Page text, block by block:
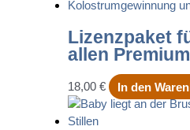
Lizenzpaket
allen
18,00€ In den